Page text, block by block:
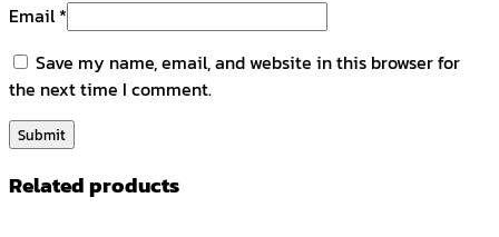
Email*
Save my name, email, and website in this browser for
the next time I comment.
Related products